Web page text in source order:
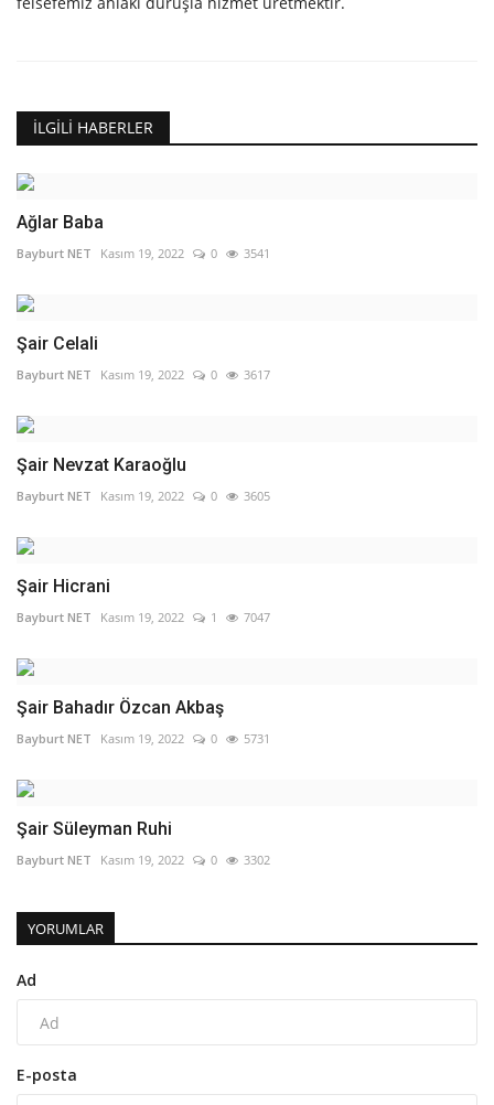
İLGILI HABERLER
Ağlar Baba
Bayburt NET Kasım 19, 2022 0 3541
Şair Celali
Bayburt NET Kasım 19, 2022 0 3617
Şair Nevzat Karaoğlu
Bayburt NET Kasım 19, 2022 0 3605
Şair Hicrani
Bayburt NET Kasım 19, 2022 1 7047
Şair Bahadır Özcan Akbaş
Bayburt NET Kasım 19, 2022 0 5731
Şair Süleyman Ruhi
Bayburt NET Kasım 19, 2022 0 3302
YORUMLAR
Ad
E-posta